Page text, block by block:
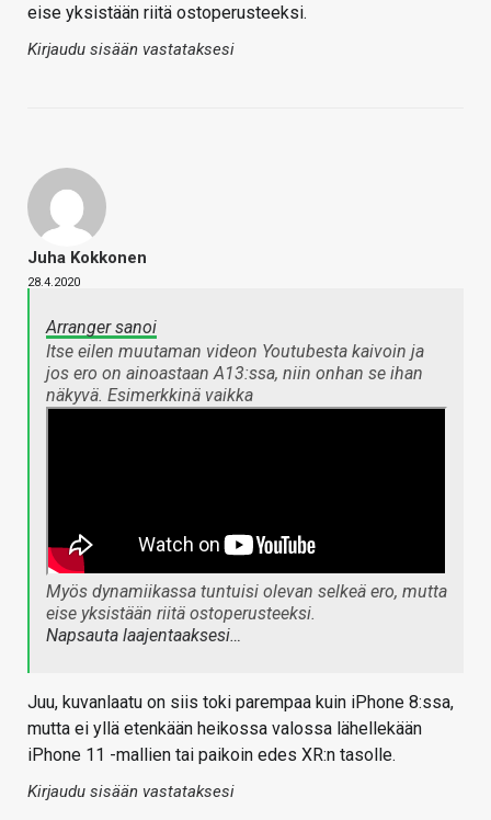
eise yksistään riitä ostoperusteeksi.
Kirjaudu sisään vastataksesi
Juha Kokkonen
28.4.2020
Arranger sanoi
Itse eilen muutaman videon Youtubesta kaivoin ja
jos ero on ainoastaan A13:ssa, niin onhan se ihan
näkyvä. Esimerkkinä vaikka
Myös dynamiikassa tuntuisi olevan selkeä ero, mutta
eise yksistään riitä ostoperusteeksi.
Napsauta laajentaaksesi…
Juu, kuvanlaatu on siis toki parempaa kuin iPhone 8:ssa,
mutta ei yllä etenkään heikossa valossa lähellekään
iPhone 11 -mallien tai paikoin edes XR:n tasolle.
Kirjaudu sisään vastataksesi